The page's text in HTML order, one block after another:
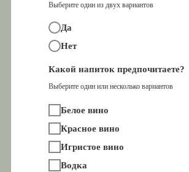
Выберите один из двух вариантов
Да
Нет
Какой напиток предпочитаете?
Выберите один или несколько вариантов
Белое вино
Красное вино
Игристое вино
Водка